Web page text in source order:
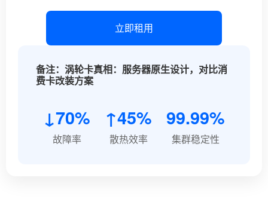
立即租用
备注：涡轮卡真相：服务器原生设计，对比消
费卡改装方案
↓70%
故障率
↑45%
散热效率
99.99%
集群稳定性